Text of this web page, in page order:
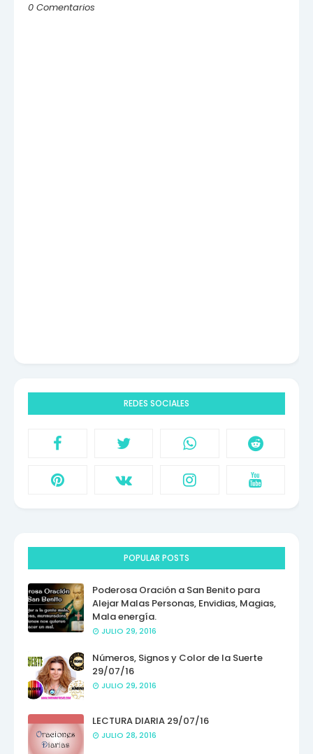
0 Comentarios
REDES SOCIALES
POPULAR POSTS
Poderosa Oración a San Benito para
Alejar Malas Personas, Envidias, Magias,
Mala energía.
JULIO 29, 2016
Números, Signos y Color de la Suerte
29/07/16
JULIO 29, 2016
LECTURA DIARIA 29/07/16
JULIO 28, 2016